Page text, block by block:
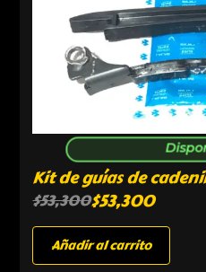
Kit de guías de
$53,300$53,300
Añadir al carrito